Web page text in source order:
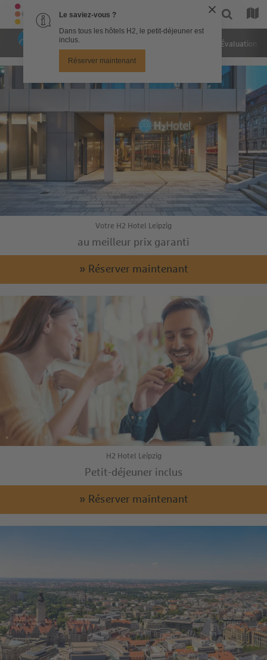
Évaluation
Votre H2 Hotel Leipzig
au meilleur prix garanti
» Réserver maintenant
H2 Hotel Leipzig
Petit-déjeuner inclus
» Réserver maintenant